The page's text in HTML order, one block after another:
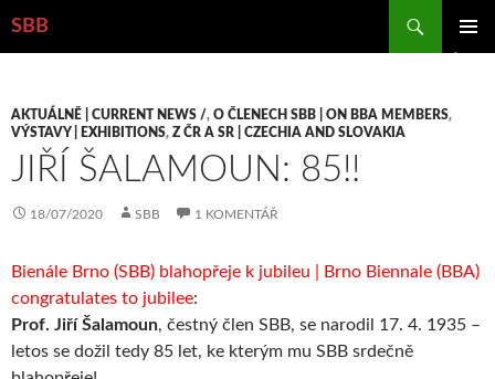
SBB
WEBU
AKTUÁLNĚ | CURRENT NEWS /, O ČLENECH SBB | ON BBA MEMBERS,
VÝSTAVY | EXHIBITIONS, Z ČR A SR | CZECHIA AND SLOVAKIA
JIŘÍ ŠALAMOUN: 85!!
18/07/2020 SBB 1 KOMENTÁŘ
Bienále Brno (SBB) blahopřeje k jubileu | Brno Biennale (BBA)
congratulates to jubilee:
Prof. Jiří Šalamoun, čestný člen SBB, se narodil 17. 4. 1935 –
letos se dožil tedy 85 let, ke kterým mu SBB srdečně